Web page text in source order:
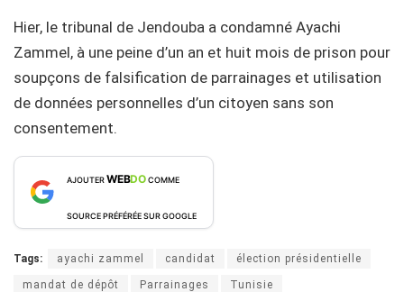
Hier, le tribunal de Jendouba a condamné Ayachi
Zammel, à une peine d’un an et huit mois de prison pour
soupçons de falsification de parrainages et utilisation
de données personnelles d’un citoyen sans son
consentement.
AJOUTERWEBDOCOMME
SOURCE PRÉFÉRÉE SUR GOOGLE
Tags: ayachi zammel candidat élection présidentielle
mandat de dépôt Parrainages Tunisie